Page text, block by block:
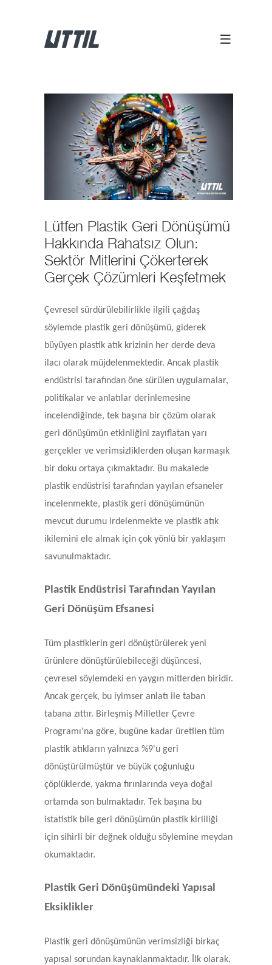
Lütfen Plastik Geri Dönüşümü
Hakkında Rahatsız Olun:
Sektör Mitlerini Çökerterek
Gerçek Çözümleri Keşfetmek
Çevresel sürdürülebilirlikle ilgili çağdaş
söylemde plastik geri dönüşümü, giderek
büyüyen plastik atık krizinin her derde deva
ilacı olarak müjdelenmektedir. Ancak plastik
endüstrisi tarafından öne sürülen uygulamalar,
politikalar ve anlatılar derinlemesine
incelendiğinde, tek başına bir çözüm olarak
geri dönüşümün etkinliğini zayıflatan yarı
gerçekler ve verimsizliklerden oluşan karmaşık
bir doku ortaya çıkmaktadır. Bu makalede
plastik endüstrisi tarafından yayılan efsaneler
incelenmekte, plastik geri dönüşümünün
mevcut durumu irdelenmekte ve plastik atık
ikilemini ele almak için çok yönlü bir yaklaşım
savunulmaktadır.
Plastik Endüstrisi Tarafından Yayılan
Geri Dönüşüm Efsanesi
Tüm plastiklerin geri dönüştürülerek yeni
ürünlere dönüştürülebileceği düşüncesi,
çevresel söylemdeki en yaygın mitlerden biridir.
Ancak gerçek, bu iyimser anlatı ile taban
tabana zıttır. Birleşmiş Milletler Çevre
Programı'na göre, bugüne kadar üretilen tüm
plastik atıkların yalnızca %9'u geri
dönüştürülmüştür ve büyük çoğunluğu
çöplüklerde, yakma fırınlarında veya doğal
ortamda son bulmaktadır. Tek başına bu
istatistik bile geri dönüşümün plastik kirliliği
için sihirli bir değnek olduğu söylemine meydan
okumaktadır.
Plastik Geri Dönüşümündeki Yapısal
Eksiklikler
Plastik geri dönüşümünün verimsizliği birkaç
yapısal sorundan kaynaklanmaktadır. İlk olarak,